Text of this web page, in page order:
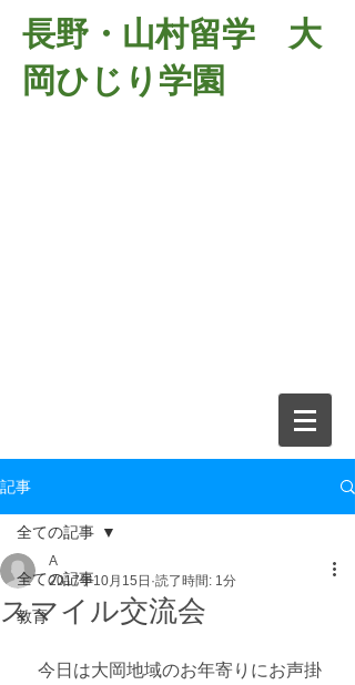
長野・山村留学 大
岡ひじり学園
記事
全ての記事
教育
全ての記事
スマイル交流会
A
2017年10月15日 読了時間: 1分
今日は大岡地域のお年寄りにお声掛